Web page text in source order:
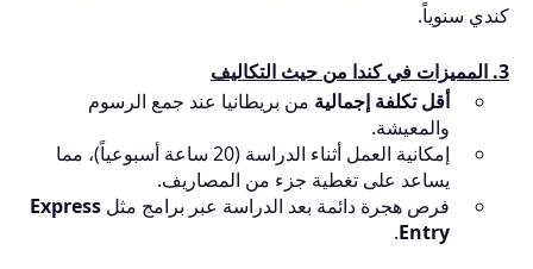
كندي سنوياً.
3. المميزات في كندا من حيث التكاليف
أقل تكلفة إجمالية من بريطانيا عند جمع الرسوم
والمعيشة.
إمكانية العمل أثناء الدراسة (20 ساعة أسبوعياً)، مما
يساعد على تغطية جزء من المصاريف.
فرص هجرة دائمة بعد الدراسة عبر برامج مثل Express
Entry
.